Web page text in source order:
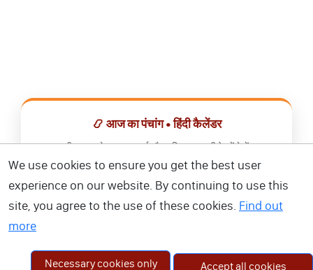
📿 आज का पंचांग • हिंदी कैलेंडर
सभी व्रत, त्योहार, शुभ मुहूर्त और राशिफल एक ही ऐप में देखें।
📅 हिंदी कैलेंडर ऐप डाउनलोड करें
We use cookies to ensure you get the best user
experience on our website. By continuing to use this
site, you agree to the use of these cookies. Find out
more
Necessary cookies only Accept all cookies